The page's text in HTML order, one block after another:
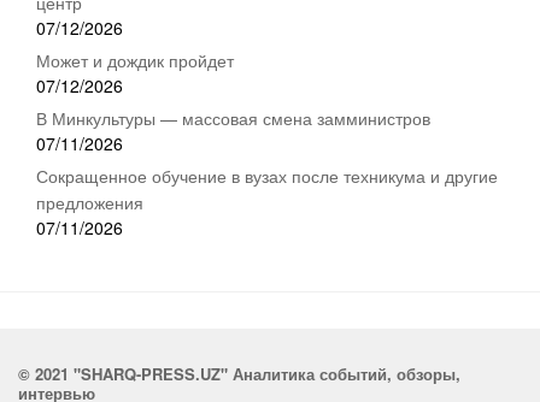
07/12/2026
Может и дождик пройдет
07/12/2026
В Минкультуры — массовая смена замминистров
07/11/2026
Сокращенное обучение в вузах после техникума и другие
предложения
07/11/2026
© 2021 "SHARQ-PRESS.UZ" Аналитика событий, обзоры,
интервью